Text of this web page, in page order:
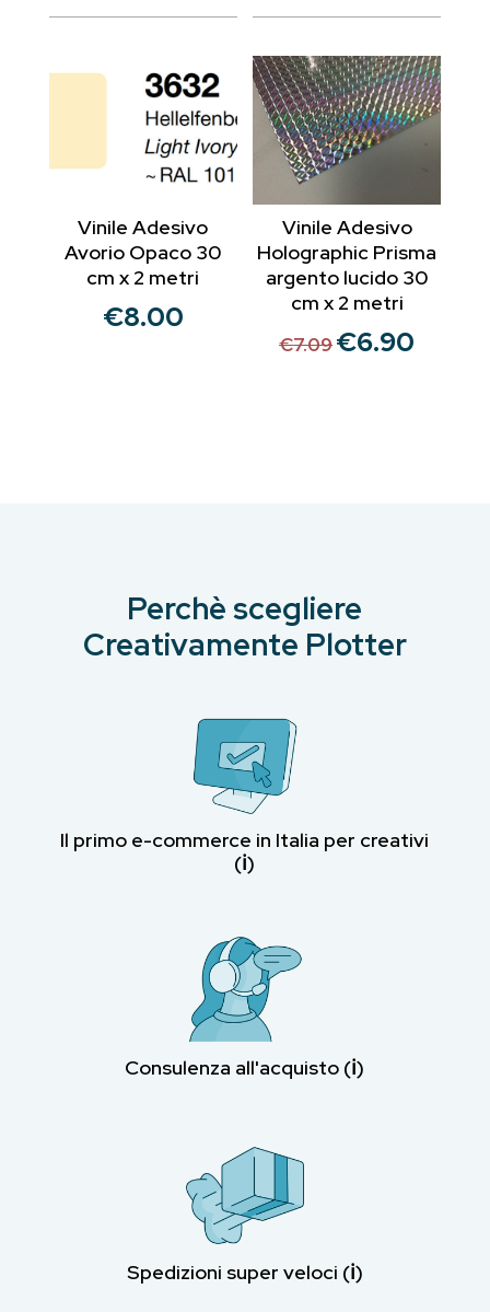
originale
€12.20.
attuale
€10.00.
Vinile Adesivo
Avorio Opaco 30
cm x 2 metri
€8.00
Vinile Adesivo
Holographic Prisma
argento lucido 30
cm x 2 metri
€7.09 Il
€6.90
Perchè scegliere
Creativamente Plotter
Il primo e-commerce in Italia per creativi
(ℹ︎)
Consulenza all'acquisto (ℹ︎)
Spedizioni super veloci (ℹ︎)